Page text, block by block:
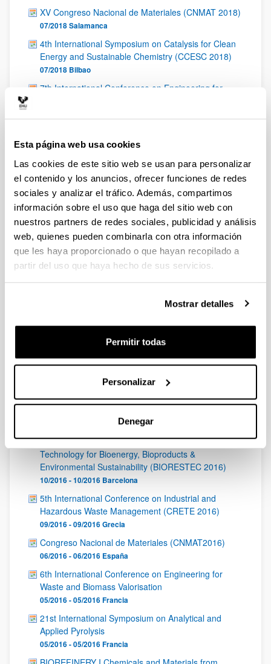
Esta página web usa cookies
Las cookies de este sitio web se usan para personalizar
el contenido y los anuncios, ofrecer funciones de redes
sociales y analizar el tráfico. Además, compartimos
información sobre el uso que haga del sitio web con
nuestros partners de redes sociales, publicidad y análisis
web, quienes pueden combinarla con otra información
que les haya proporcionado o que hayan recopilado a
partir del uso que haya hecho de sus servicios.
Mostrar detalles
Permitir todas
Personalizar
Denegar
XV Congreso Nacional de Materiales (CNMAT 2018)
07/2018Salamanca
4th International Symposium on Catalysis for Clean
Energy and Sustainable Chemistry (CCESC 2018)
07/2018 Bilbao
7th International Conference on Engineering for
Applied Pyrolysis (PYRO 2018)
06/2018 Tokio
22nd International Symposium on Analytical and
Applied Pyrolysis (PYRO 2018)
06/2018 Tokio
Congreso YWP SPAIN 2017. Fortaleciendo el futuro
del sector del agua
11/2017
4th International Conference. WASTES: Solutions,
9TH International Symposium on Feedstock
(MATCOMP 2017)
Donostia / San Sebastián
VII Simposio Iberoamericano en Ingeniería de
Santander
1st International Conference Bioresource
Technology for Bioenergy, Bioproducts &
Environmental Sustainability (BIORESTEC 2016)
10/2016 - 10/2016 Barcelona
5th International Conference on Industrial and
Hazardous Waste Management (CRETE 2016)
09/2016 - 09/2016Grecia
Congreso Nacional de Materiales (CNMAT2016)
06/2016 - 06/2016 España
6th International Conference on Engineering for
Waste and Biomass Valorisation
05/2016 - 05/2016Francia
21st International Symposium on Analytical and
Applied Pyrolysis
05/2016 - 05/2016Francia